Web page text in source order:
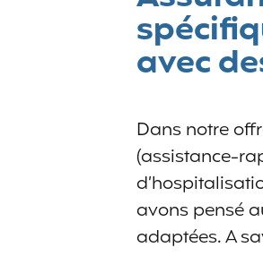
avec
Dans notre
(assistance-
avons pensé
adaptées. A